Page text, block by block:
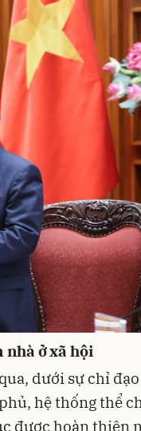
ở xã hội
dưới sự chỉ đạo
hệ thống thể
được hoàn thiện